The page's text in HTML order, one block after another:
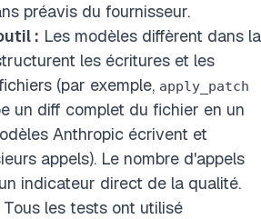
préavis du fournisseur.
: Les modèles diffèrent dans la
les écritures et les
(par exemple, apply_patch
un diff complet du fichier en un
Anthropic écrivent et
appels). Le nombre d'appels
indicateur direct de la qualité.
Tous les tests ont utilisé